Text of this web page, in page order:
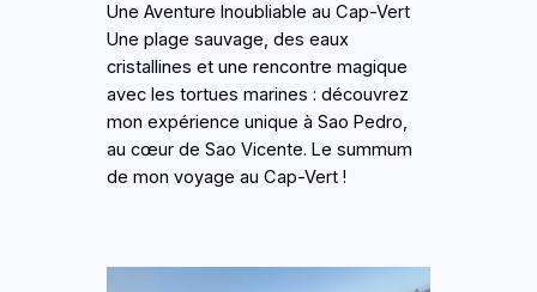
Une Aventure Inoubliable au Cap-Vert
Une plage sauvage, des eaux
cristallines et une rencontre magique
avec les tortues marines : découvrez
mon expérience unique à Sao Pedro,
au cœur de Sao Vicente. Le summum
de mon voyage au Cap-Vert !